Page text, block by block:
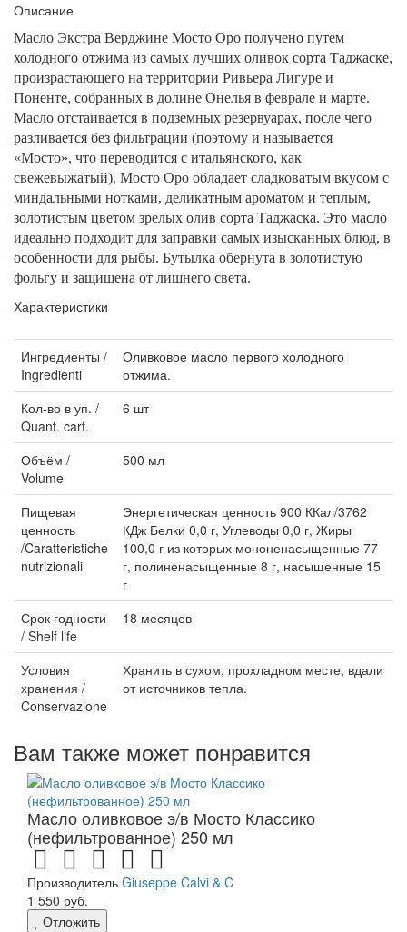
Описание
Масло Экстра Верджине Мосто Оро получено путем
холодного отжима из самых лучших оливок сорта Таджаске,
произрастающего на территории Ривьера Лигуре и
Поненте, собранных в долине Онелья в феврале и марте.
Масло отстаивается в подземных резервуарах, после чего
разливается без фильтрации (поэтому и называется
«Мосто», что переводится с итальянского, как
свежевыжатый). Мосто Оро обладает сладковатым вкусом с
миндальными нотками, деликатным ароматом и теплым,
золотистым цветом зрелых олив сорта Таджаска. Это масло
идеально подходит для заправки самых изысканных блюд, в
особенности для рыбы. Бутылка обернута в золотистую
фольгу и защищена от лишнего света.
Характеристики
Ингредиенты /
Ingredienti
Оливковое масло первого холодного
отжима.
Кол-во в уп. /
Quant. cart.
6 шт
Объём /
Volume
500 мл
Пищевая
ценность
/Caratteristiche
nutrizionali
Энергетическая ценность 900 ККал/3762
КДж Белки 0,0 г, Углеводы 0,0 г, Жиры
100,0 г из которых мононенасыщенные 77
г, полиненасыщенные 8 г, насыщенные 15
г
Срок годности
/ Shelf life
18 месяцев
Условия
хранения /
Conservazione
Хранить в сухом, прохладном месте, вдали
от источников тепла.
Вам также может понравится
Масло оливковое э/в Мосто Классико
(нефильтрованное) 250 мл
Производитель Giuseppe Calvi & C
1 550 руб.
Отложить